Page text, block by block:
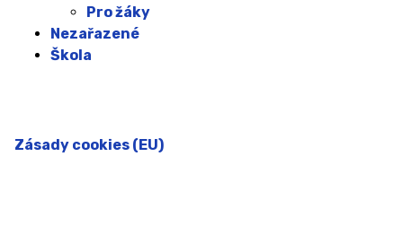
Pro žáky
Nezařazené
Škola
Zásady cookies (EU)